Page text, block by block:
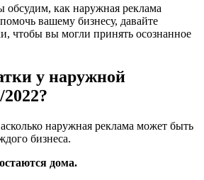
как наружная реклама
вашему бизнесу, давайте
чтобы вы могли принять осознанное
у наружной
наружная реклама может быть
бизнеса.
дома.